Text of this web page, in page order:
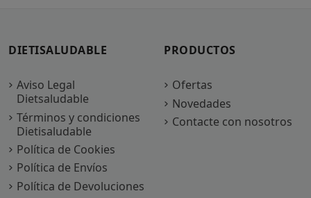
DIETISALUDABLE
Aviso Legal
Dietsaludable
Términos y condiciones
Dietisaludable
Política de Cookies
Política de Envíos
Política de Devoluciones
PRODUCTOS
Ofertas
Novedades
Contacte con nosotros